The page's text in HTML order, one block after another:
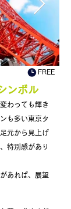
FREE
ンボル
わっても輝き
も多い東京タ
元から見上げ
特別感があり
あれば、展望